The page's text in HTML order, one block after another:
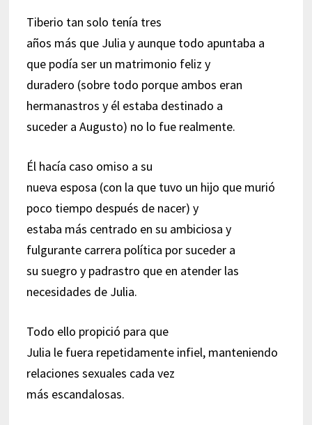
Tiberio tan solo tenía tres
años más que Julia y aunque todo apuntaba a
que podía ser un matrimonio feliz y
duradero (sobre todo porque ambos eran
hermanastros y él estaba destinado a
suceder a Augusto) no lo fue realmente.
Él hacía caso omiso a su
nueva esposa (con la que tuvo un hijo que murió
poco tiempo después de nacer) y
estaba más centrado en su ambiciosa y
fulgurante carrera política por suceder a
su suegro y padrastro que en atender las
necesidades de Julia.
Todo ello propició para que
Julia le fuera repetidamente infiel, manteniendo
relaciones sexuales cada vez
más escandalosas.